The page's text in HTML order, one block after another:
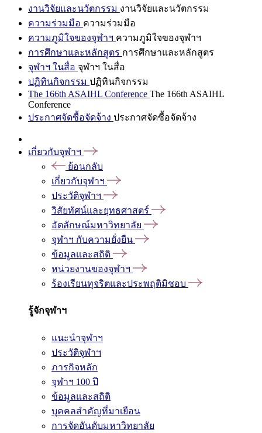
งานวิจัยและนวัตกรรม งานวิจัยและนวัตกรรม
ความร่วมมือ ความร่วมมือ
ความภูมิใจของจุฬาฯ ความภูมิใจของจุฬาฯ
การศึกษาและหลักสูตร การศึกษาและหลักสูตร
จุฬาฯ ในสื่อ จุฬาฯ ในสื่อ
ปฏิทินกิจกรรม ปฏิทินกิจกรรม
The 166th ASAIHL Conference The 166th ASAIHL
Conference
ประกาศจัดซื้อจัดจ้าง ประกาศจัดซื้อจัดจ้าง
เกี่ยวกับจุฬาฯ
ย้อนกลับ
เกี่ยวกับจุฬาฯ
ประวัติจุฬาฯ
วิสัยทัศน์และยุทธศาสตร์
อัตลักษณ์มหาวิทยาลัย
จุฬาฯ กับความยั่งยืน
ข้อมูลและสถิติ
หน่วยงานของจุฬาฯ
ร้องเรียนทุจริตและประพฤติมิชอบ
รู้จักจุฬาฯ
แนะนำจุฬาฯ
ประวัติจุฬาฯ
ภารกิจหลัก
จุฬาฯ 100 ปี
ข้อมูลและสถิติ
บุคคลสำคัญที่มาเยือน
การจัดอันดับมหาวิทยาลัย